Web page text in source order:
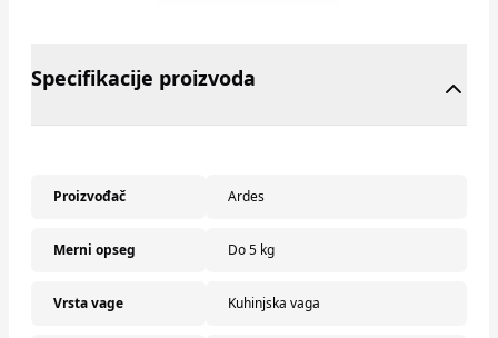
Specifikacije proizvoda
Proizvođač Ardes
Merni opseg Do 5 kg
Vrsta vage Kuhinjska vaga